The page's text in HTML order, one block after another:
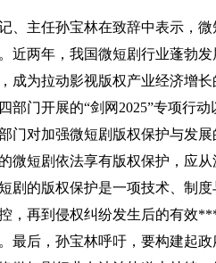
、主任孙宝林在致辞中表示，
近两年，我国微短剧行业蓬勃
成为拉动影视版权产业经济增
部门开展的“剑网2025”专项行
门对加强微短剧版权保护与发
微短剧依法享有版权保护，应
剧的版权保护是一项技术、制
，再到侵权纠纷发生后的有效
最后，孙宝林呼吁，要构建起